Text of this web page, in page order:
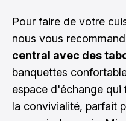
Pour faire de votre
nous vous
central avec des
banquettes
espace d'échange qui
la convivialité, parfait